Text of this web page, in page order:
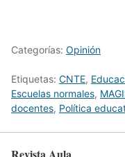
Categorías: Opinión
Etiquetas: CNTE,
Escuelas normales,
docentes, Política
Revista Aula